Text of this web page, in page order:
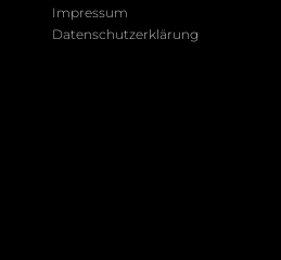
Impressum
Datenschutzerklärung